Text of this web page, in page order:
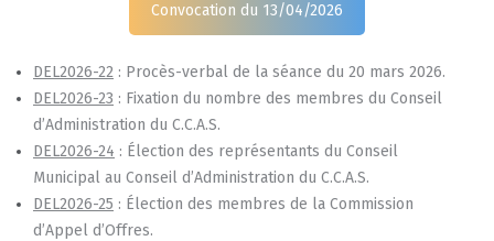
Convocation du 13/04/2026
DEL2026-22 : Procès-verbal de la séance du 20 mars 2026.
DEL2026-23 : Fixation du nombre des membres du Conseil
d’Administration du C.C.A.S.
DEL2026-24 : Élection des représentants du Conseil
Municipal au Conseil d’Administration du C.C.A.S.
DEL2026-25 : Élection des membres de la Commission
d’Appel d’Offres.